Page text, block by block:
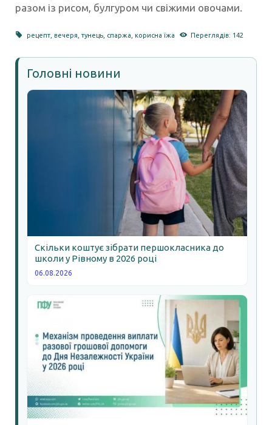
разом із рисом, булгуром чи свіжими овочами.
рецепт ,вечеря ,тунець спаржа ,корисна їжа Переглядів: 142
Головні новини
Скільки коштує зібрати першокласника до
школи у Рівному в 2026 році
06.08.2026